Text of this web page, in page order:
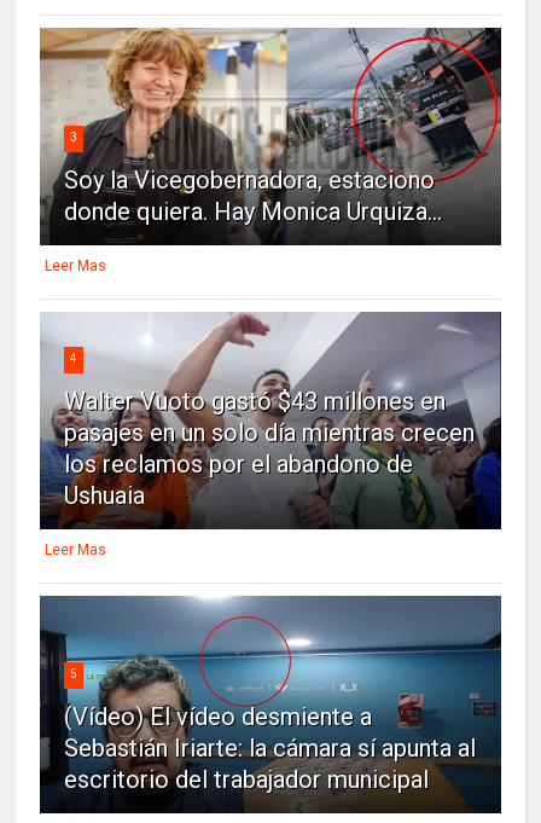
3
Soy la Vicegobernadora, estaciono
donde quiera. Hay Monica Urquiza...
Leer Mas
4
Walter Vuoto gastó $43 millones en
pasajes en un solo día mientras crecen
los reclamos por el abandono de
Ushuaia
Leer Mas
5
(Vídeo) El vídeo desmiente a
Sebastián Iriarte: la cámara sí apunta al
escritorio del trabajador municipal